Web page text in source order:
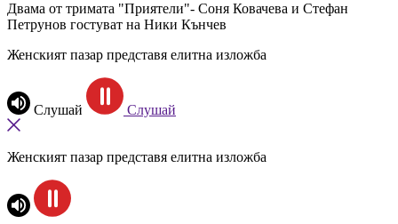
Двама от тримата "Приятели"- Соня Ковачева и Стефан
Петрунов гостуват на Ники Кънчев
Женският пазар представя елитна изложба
Слушай Слушай
Женският пазар представя елитна изложба